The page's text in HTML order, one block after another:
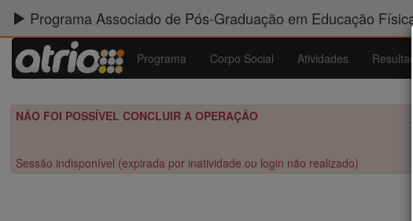
Programa Associado de Pós-Graduação em Educação
Programa Corpo Social Atividades
NÃO FOI POSSÍVEL CONCLUIR A OPERAÇÃO
Sessão indisponível (expirada por inatividade ou login não realizado)